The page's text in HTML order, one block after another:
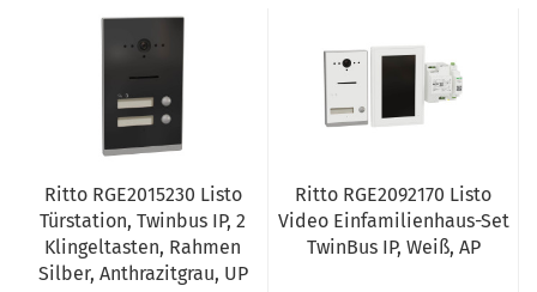
Ritto RGE2015230 Listo
Türstation, Twinbus IP, 2
Klingeltasten, Rahmen
Silber, Anthrazitgrau, UP
Ritto RGE2092170 Listo
Video Einfamilienhaus-Set
TwinBus IP, Weiß, AP